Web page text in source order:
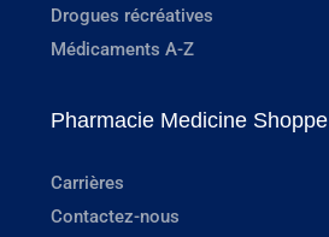
Drogues récréatives
Médicaments A-Z
Pharmacie Medicine Shoppe
Carrières
Contactez-nous